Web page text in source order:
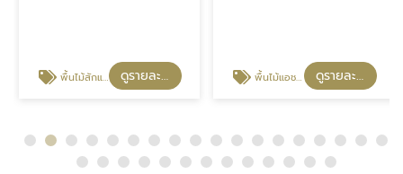
พื้นไม้สักแปรรูปราคาส่ง นนทบุรี ดูรายละเอียด พื้นไม้แอชรางลิ้นขนาดตามสั่ง นนทบุรี ดูรายละเอียด